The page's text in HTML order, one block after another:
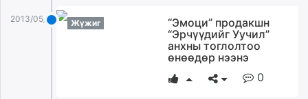
2013/05/09 Жүжиг
“Эмоци” продакшн
“Эрчүүдийг Уучил”
анхны тоглолтоо
өнөөдөр нээнэ
0